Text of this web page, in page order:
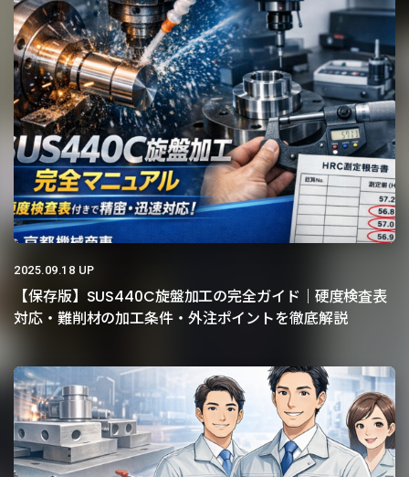
2025.09.18 UP
【保存版】SUS440C旋盤加工の完全ガイド｜硬度検査表
対応・難削材の加工条件・外注ポイントを徹底解説